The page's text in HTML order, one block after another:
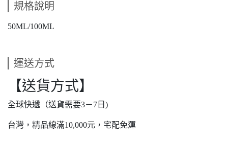
規格說明
50ML/100ML
運送方式
【送貨方式】
全球快遞（送貨需要3－7日)
台灣，精品線滿10,000元，宅配免運